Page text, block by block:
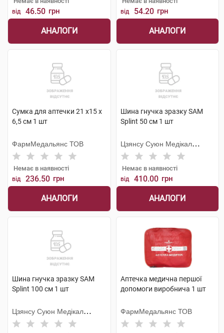
від 46.50 грн
АНАЛОГИ
від 54.20 грн
АНАЛОГИ
Сумка для аптечки 21 х15 х
6,5 см 1 шт
ФармМедальянс ТОВ
Немає в наявності
від 236.50 грн
АНАЛОГИ
Шина гнучка зразку SAM
Splint 50 см 1 шт
Цзянсу Суюн Медікал
Метіріалс
Немає в наявності
від 410.00 грн
АНАЛОГИ
Шина гнучка зразку SAM
Splint 100 см 1 шт
Цзянсу Суюн Медікал
Метіріалс
Аптечка медична першої
допомоги виробнича 1 шт
ФармМедальянс ТОВ